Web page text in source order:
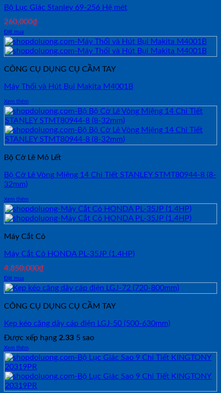
Bộ Lục Giác Stanley 69-256 Hệ mét
260,000₫
Đặt mua
CÔNG CỤ DỤNG CỤ CẦM TAY
Máy Thổi và Hút Bụi Makita M4001B
Xem thêm
Bộ Cờ Lê Mỏ Lết
Bộ Cờ Lê Vòng Miệng 14 Chi Tiết STANLEY STMT80944-8 (8-
32mm)
Xem thêm
Máy Cắt Cỏ
Máy Cắt Cỏ HONDA PL-35JP (1.4HP)
4,850,000₫
Đặt mua
CÔNG CỤ DỤNG CỤ CẦM TAY
Kẹp kéo căng dây cáp điện LGJ-50 (500-630mm)
Được xếp hạng 2.33 5 sao
Xem thêm